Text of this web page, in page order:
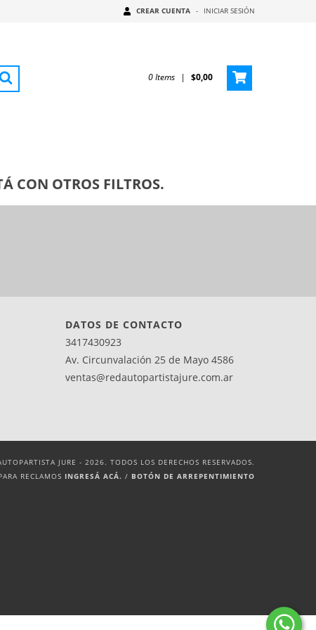
CREAR CUENTA - INICIAR SESIÓN
0Items | $0,00
CON OTROS FILTROS.
DATOS DE CONTACTO
3417430923
Av. Circunvalación 25 de Mayo 4586
ventas@redautopartistajure.com.ar
JURE - 2026. TODOS LOS DERECHOS RESERVADOS.
RECLAMOS INGRESÁ ACÁ. / BOTÓN DE ARREPENTIMIENTO